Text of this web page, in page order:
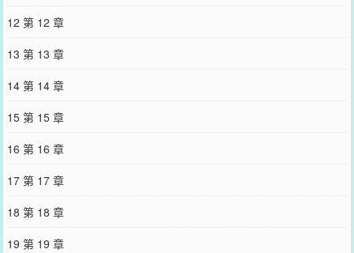
12 第 12 章
13 第 13 章
14 第 14 章
15 第 15 章
16 第 16 章
17 第 17 章
18 第 18 章
19 第 19 章